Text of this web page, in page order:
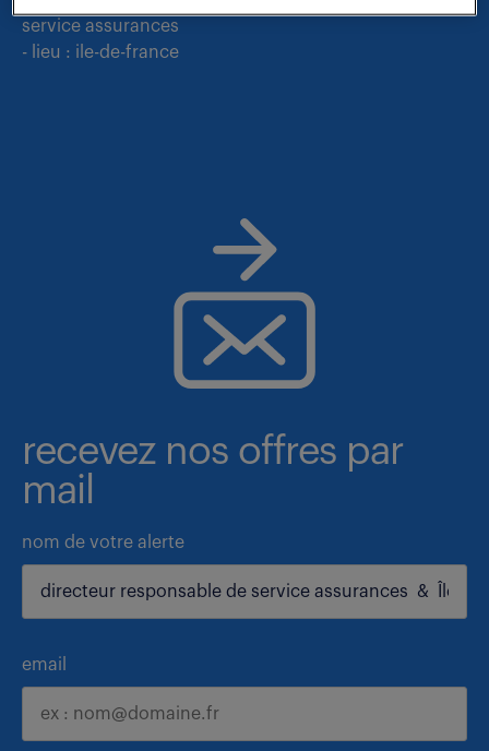
service assurances
- lieu : ile-de-france
recevez nos offres par
mail
nom de votre alerte
email